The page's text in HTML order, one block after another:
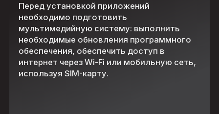
Перед установкой приложений
необходимо подготовить
мультимедийную систему: выполнить
необходимые обновления программного
обеспечения, обеспечить доступ в
интернет через Wi-Fi или мобильную сеть,
используя SIM-карту.